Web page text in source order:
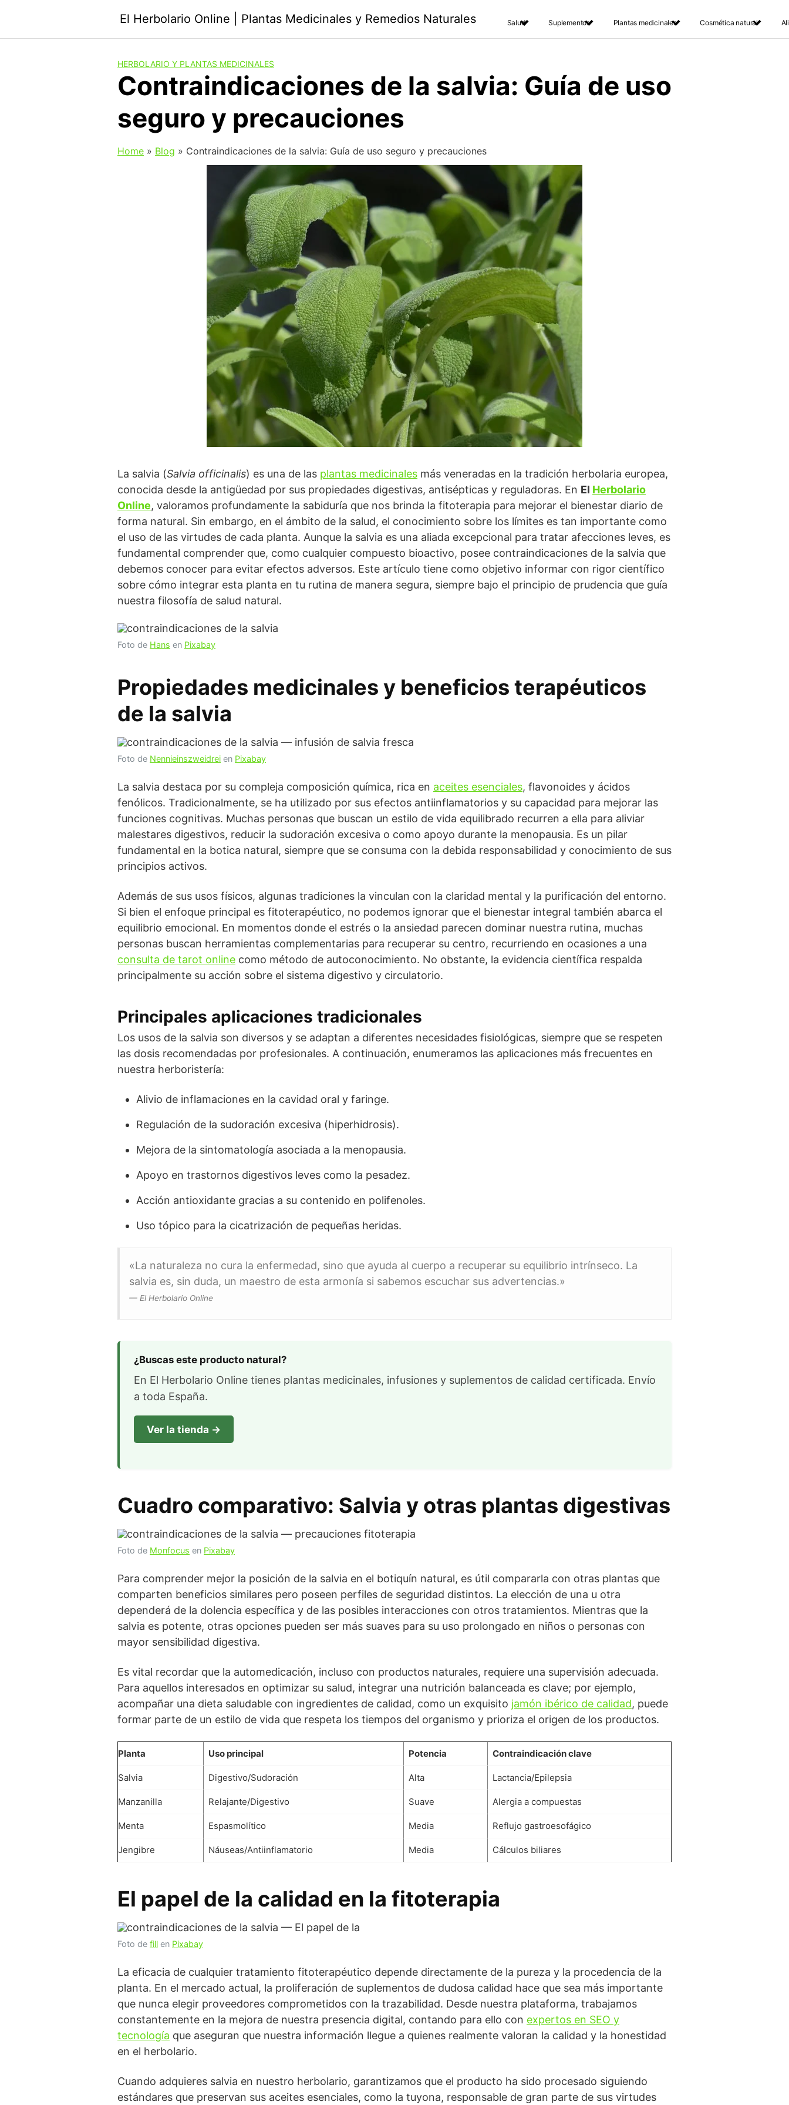
El Herbolario Online | Plantas Medicinales y Remedios Naturales Salud Suplementos Plantas medicinales Cosmética natural
HERBOLARIO Y PLANTAS MEDICINALES
Contraindicaciones de la salvia: Guía de uso
seguro y precauciones
Home » Blog » Contraindicaciones de la salvia: Guía de uso seguro y precauciones
La salvia (Salvia officinalis) es una de las plantas medicinales más veneradas en la tradición herbolaria europea,
conocida desde la antigüedad por sus propiedades digestivas, antisépticas y reguladoras. En El Herbolario
Online, valoramos profundamente la sabiduría que nos brinda la fitoterapia para mejorar el bienestar diario de
forma natural. Sin embargo, en el ámbito de la salud, el conocimiento sobre los límites es tan importante como
el uso de las virtudes de cada planta. Aunque la salvia es una aliada excepcional para tratar afecciones leves, es
fundamental comprender que, como cualquier compuesto bioactivo, posee contraindicaciones de la salvia que
debemos conocer para evitar efectos adversos. Este artículo tiene como objetivo informar con rigor científico
sobre cómo integrar esta planta en tu rutina de manera segura, siempre bajo el principio de prudencia que guía
nuestra filosofía de salud natural.
Foto de Hans en Pixabay
Propiedades medicinales y beneficios terapéuticos
de la salvia
Foto de Nennieinszweidrei en Pixabay
La salvia destaca por su compleja composición química, rica en aceites esenciales, flavonoides y ácidos
fenólicos. Tradicionalmente, se ha utilizado por sus efectos antiinflamatorios y su capacidad para mejorar las
funciones cognitivas. Muchas personas que buscan un estilo de vida equilibrado recurren a ella para aliviar
malestares digestivos, reducir la sudoración excesiva o como apoyo durante la menopausia. Es un pilar
fundamental en la botica natural, siempre que se consuma con la debida responsabilidad y conocimiento de sus
principios activos.
Además de sus usos físicos, algunas tradiciones la vinculan con la claridad mental y la purificación del entorno.
Si bien el enfoque principal es fitoterapéutico, no podemos ignorar que el bienestar integral también abarca el
equilibrio emocional. En momentos donde el estrés o la ansiedad parecen dominar nuestra rutina, muchas
personas buscan herramientas complementarias para recuperar su centro, recurriendo en ocasiones a una
consulta de tarot online como método de autoconocimiento. No obstante, la evidencia científica respalda
principalmente su acción sobre el sistema digestivo y circulatorio.
Principales aplicaciones tradicionales
Los usos de la salvia son diversos y se adaptan a diferentes necesidades fisiológicas, siempre que se respeten
las dosis recomendadas por profesionales. A continuación, enumeramos las aplicaciones más frecuentes en
nuestra herboristería:
Alivio de inflamaciones en la cavidad oral y faringe.
Regulación de la sudoración excesiva (hiperhidrosis).
Mejora de la sintomatología asociada a la menopausia.
Apoyo en trastornos digestivos leves como la pesadez.
Acción antioxidante gracias a su contenido en polifenoles.
Uso tópico para la cicatrización de pequeñas heridas.
«La naturaleza no cura la enfermedad, sino que ayuda al cuerpo a recuperar su equilibrio intrínseco. La
salvia es, sin duda, un maestro de esta armonía si sabemos escuchar sus advertencias.»
— El Herbolario Online
¿Buscas este producto natural?
En El Herbolario Online tienes plantas medicinales, infusiones y suplementos de calidad certificada. Envío
a toda España.
Ver la tienda →
Cuadro comparativo: Salvia y otras plantas digestivas
Foto de Monfocus en Pixabay
Para comprender mejor la posición de la salvia en el botiquín natural, es útil compararla con otras plantas que
comparten beneficios similares pero poseen perfiles de seguridad distintos. La elección de una u otra
dependerá de la dolencia específica y de las posibles interacciones con otros tratamientos. Mientras que la
salvia es potente, otras opciones pueden ser más suaves para su uso prolongado en niños o personas con
mayor sensibilidad digestiva.
Es vital recordar que la automedicación, incluso con productos naturales, requiere una supervisión adecuada.
Para aquellos interesados en optimizar su salud, integrar una nutrición balanceada es clave; por ejemplo,
acompañar una dieta saludable con ingredientes de calidad, como un exquisito jamón ibérico de calidad, puede
formar parte de un estilo de vida que respeta los tiempos del organismo y prioriza el origen de los productos.
Planta Uso principal Potencia Contraindicación clave
Salvia Digestivo/Sudoración Alta Lactancia/Epilepsia
Manzanilla Relajante/Digestivo Suave Alergia a compuestas
Menta Espasmolítico Media Reflujo gastroesofágico
Jengibre Náuseas/Antiinflamatorio Media Cálculos biliares
El papel de la calidad en la fitoterapia
Foto de fill en Pixabay
La eficacia de cualquier tratamiento fitoterapéutico depende directamente de la pureza y la procedencia de la
planta. En el mercado actual, la proliferación de suplementos de dudosa calidad hace que sea más importante
que nunca elegir proveedores comprometidos con la trazabilidad. Desde nuestra plataforma, trabajamos
constantemente en la mejora de nuestra presencia digital, contando para ello con expertos en SEO y
tecnología que aseguran que nuestra información llegue a quienes realmente valoran la calidad y la honestidad
en el herbolario.
Cuando adquieres salvia en nuestro herbolario, garantizamos que el producto ha sido procesado siguiendo
estándares que preservan sus aceites esenciales, como la tuyona, responsable de gran parte de sus virtudes